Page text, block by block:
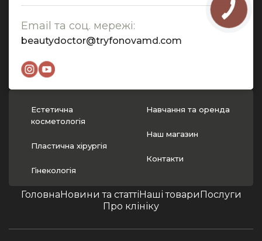
Естетична
косметологія
Пластична хірургія
Гінекологія
Навчання та оренда
Наш магазин
Контакти
ГоловнаНовини та статтіНаші товариПослуги
Про клініку
Email та соц. мережі:
beautydoctor@tryfonovamd.com